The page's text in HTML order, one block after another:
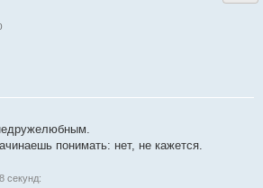
понимать: нет, не кажется.
секунд: